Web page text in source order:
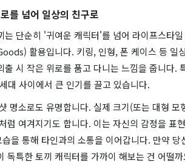
를 넘어 일상의 친구로
는 단순히 '귀여운 캐릭터'를 넘어 라이프스타
활용입니다. 키링, 인형, 폰 케이스 등 일
출 시 작은 위로를 품고 다니는 느낌을 줍니다.
대 사이에서 큰 인기를 끌고 있습니다.
명소로도 유명합니다. 실제 크기(또는 대형
럼 여겨지기도 합니다. 이는 자신의 감정을 표
을 통해 타인과의 소통을 이어갑니다. 만약
독특한 토끼 캐릭터를 가까이 해보는 건 어떨